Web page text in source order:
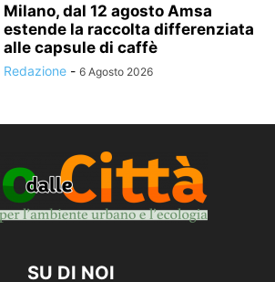
Milano, dal 12 agosto Amsa
estende la raccolta differenziata
alle capsule di caffè
Redazione - 6 Agosto 2026
SU DI NOI